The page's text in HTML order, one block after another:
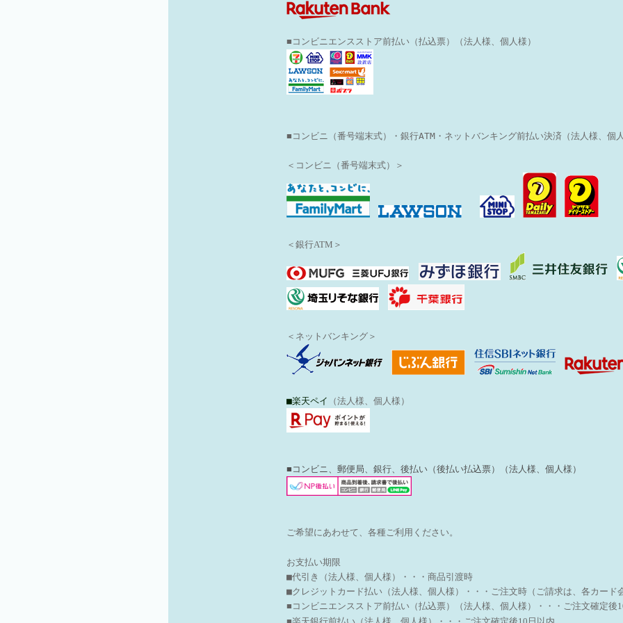
■コンビニエンスストア前払い（払込票）（法人様、個人様）
■ コンビニ（番号端末式）・銀行ATM・ネットバンキング前払い決済（法人様、個
＜コンビニ（番号端末式）＞
＜銀行ATM＞
＜ネットバンキング＞
■楽天ペイ （法人様、個人様）
■コンビニ、郵便局、銀行、後払い（後払い払込票）（法人様、個人様）
ご希望にあわせて、各種ご利用ください。
お支払い期限
■代引き（法人様、個人様）・・・商品引渡時
■クレジットカード払い（法人様、個人様）・・・ご注文時（ご請求は、各カー
■コンビニエンスストア前払い（払込票）（法人様、個人様）・・・ ご注文確定後